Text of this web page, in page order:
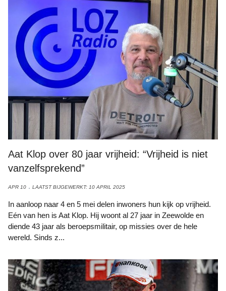
Aat Klop over 80 jaar vrijheid: “Vrijheid is niet
vanzelfsprekend”
APR 10 LAATST BIJGEWERKT: 10 APRIL 2025
In aanloop naar 4 en 5 mei delen inwoners hun kijk op vrijheid.
Eén van hen is Aat Klop. Hij woont al 27 jaar in Zeewolde en
diende 43 jaar als beroepsmilitair, op missies over de hele
wereld. Sinds z...